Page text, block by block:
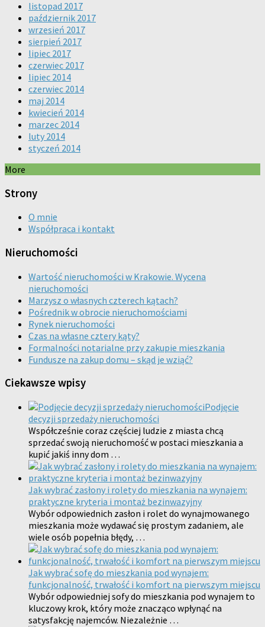
listopad 2017
październik 2017
wrzesień 2017
sierpień 2017
lipiec 2017
czerwiec 2017
lipiec 2014
czerwiec 2014
maj 2014
kwiecień 2014
marzec 2014
luty 2014
styczeń 2014
More
Strony
O mnie
Współpraca i kontakt
Nieruchomości
Wartość nieruchomości w Krakowie. Wycena
nieruchomości
Marzysz o własnych czterech kątach?
Pośrednik w obrocie nieruchomościami
Rynek nieruchomości
Czas na własne cztery kąty?
Formalności notarialne przy zakupie mieszkania
Fundusze na zakup domu – skąd je wziąć?
Ciekawsze wpisy
Podjęcie
decyzji sprzedaży nieruchomości
Współcześnie coraz częściej ludzie z miasta chcą
sprzedać swoją nieruchomość w postaci mieszkania a
kupić jakiś inny dom …
Jak wybrać zasłony i rolety do mieszkania na wynajem:
praktyczne kryteria i montaż bezinwazyjny
Wybór odpowiednich zasłon i rolet do wynajmowanego
mieszkania może wydawać się prostym zadaniem, ale
wiele osób popełnia błędy, …
Jak wybrać sofę do mieszkania pod wynajem:
funkcjonalność, trwałość i komfort na pierwszym miejscu
Wybór odpowiedniej sofy do mieszkania pod wynajem to
kluczowy krok, który może znacząco wpłynąć na
satysfakcję najemców. Niezależnie …